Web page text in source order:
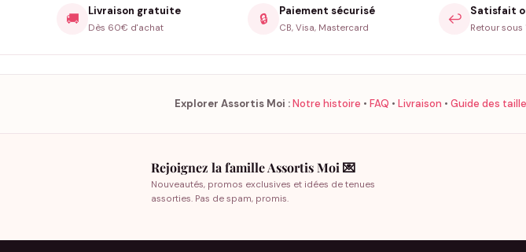
🚚 Livraison gratuite
Dès 60€ d'achat
🔒 Paiement sécurisé
CB, Visa, Mastercard
↩️ Satisfait
Retour sous
Explorer Assortis Moi :Notre histoire • FAQ • Livraison • Guide des
Rejoignez la famille Assortis Moi 💌
Nouveautés, promos exclusives et idées de tenues
assorties. Pas de spam, promis.